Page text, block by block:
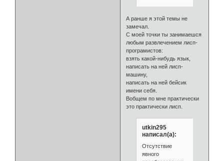
А ранше я этой темы не
замечал.
С моей точки ты занимаешся
любым развлечением лисп-
програмистов:
взять какой-нибудь язык,
написать на ней лисп-
машину,
написать на ней бейсик
имени себя.
Вобщем по мне практически
это практически лисп.
utkin295
написал(а):
Отсутствие
явного